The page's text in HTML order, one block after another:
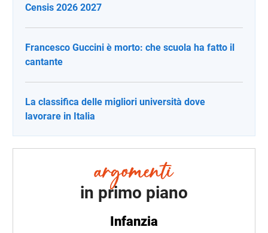
Censis 2026 2027
Francesco Guccini è morto: che scuola ha fatto il
cantante
La classifica delle migliori università dove
lavorare in Italia
in primo piano
Infanzia